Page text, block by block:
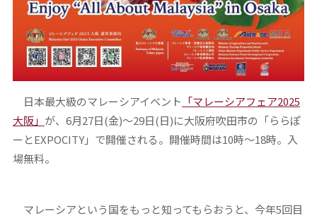
日本最大級のマレーシアイベント 「マレーシアフェア2025
大阪」 が、6月27日(金)～29日(日)に大阪府吹田市の「ららぽ
ーとEXPOCITY」で開催される。開催時間は10時～18時。入
場無料。
マレーシアという国をもっと知ってもらおうと、今年5回目